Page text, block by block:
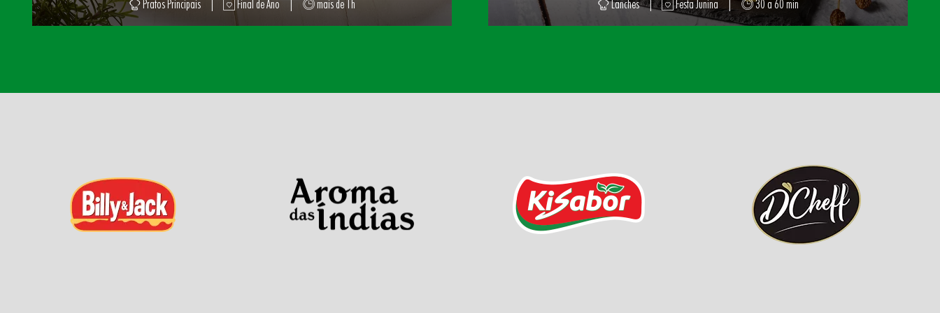
Pratos Principais Final de Ano mais de 1h Lanches | Festa Junina 30 a 60 min